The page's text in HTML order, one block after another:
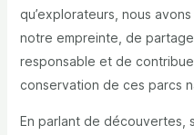
qu’explorateurs, nous
notre empreinte, de
responsable et de
conservation de ces parcs
En parlant de découvertes,